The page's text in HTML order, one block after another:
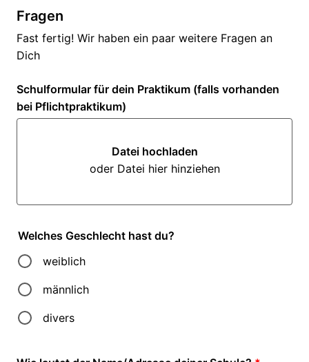
Fragen
Fast fertig! Wir haben ein paar weitere Fragen an
Dich
Schulformular für dein Praktikum (falls vorhanden
bei Pflichtpraktikum)
Datei hochladen
oder Datei hier hinziehen
Welches Geschlecht hast du?
weiblich
männlich
divers